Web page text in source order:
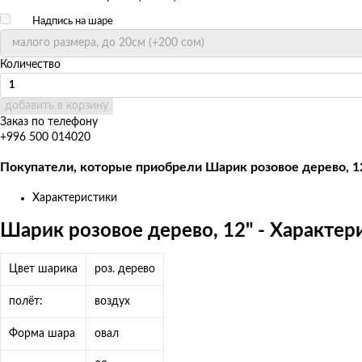
Надпись на шаре
Количество
добавить в корзину
Заказ по телефону
+996 500 014020
Покупатели, которые приобрели Шарик розовое дерево,
Характеристики
Шарик розовое дерево, 12" -
Цвет шарика роз. дерево
полёт: воздух
Форма шара овал